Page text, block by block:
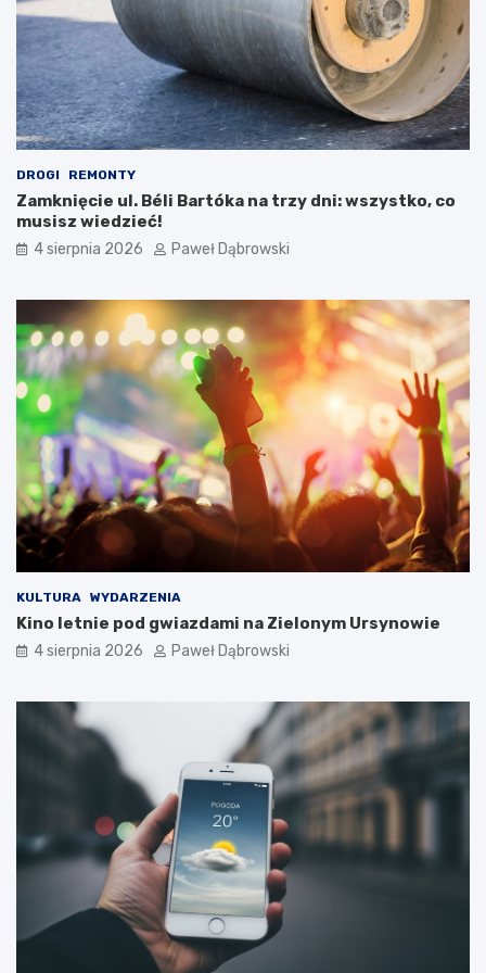
l
ż
p
a
m
ę
t
a
ć
e
u
a
c
j
w
j
.
a
e
l
s
k
i
m
d
a
d
z
e
c
i
m
o
DROGI REMONTY
Zamknięcie ul. Béli Bartóka na trzy dni: wszystko, co
musisz wiedzieć!
4 sierpnia 2026 Paweł Dąbrowski
KULTURA WYDARZENIA
Kino letnie pod gwiazdami na Zielonym Ursynowie
4 sierpnia 2026 Paweł Dąbrowski